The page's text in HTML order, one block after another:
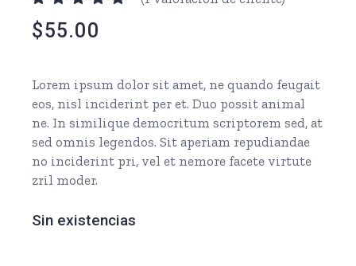
$55.00
Lorem ipsum dolor sit amet, ne quando feugait
eos, nisl inciderint per et. Duo possit animal
ne. In similique democritum scriptorem sed, at
sed omnis legendos. Sit aperiam repudiandae
no inciderint pri, vel et nemore facete virtute
zril moder.
Sin existencias